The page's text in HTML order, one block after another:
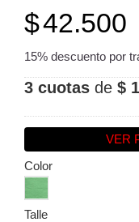
$42.500
15% descuento por
3 cuotas de $
VER
Color
Talle